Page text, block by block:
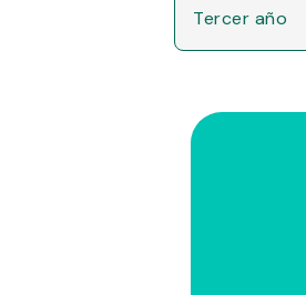
Tercer año